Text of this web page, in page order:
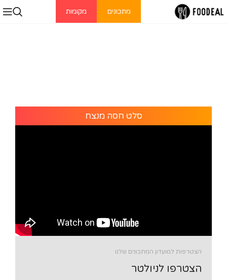
מתכונים מקומות
סלט חסה מנצח
הצטרפות למועדון המתכונים שלנו
הצטרפו לניולטר